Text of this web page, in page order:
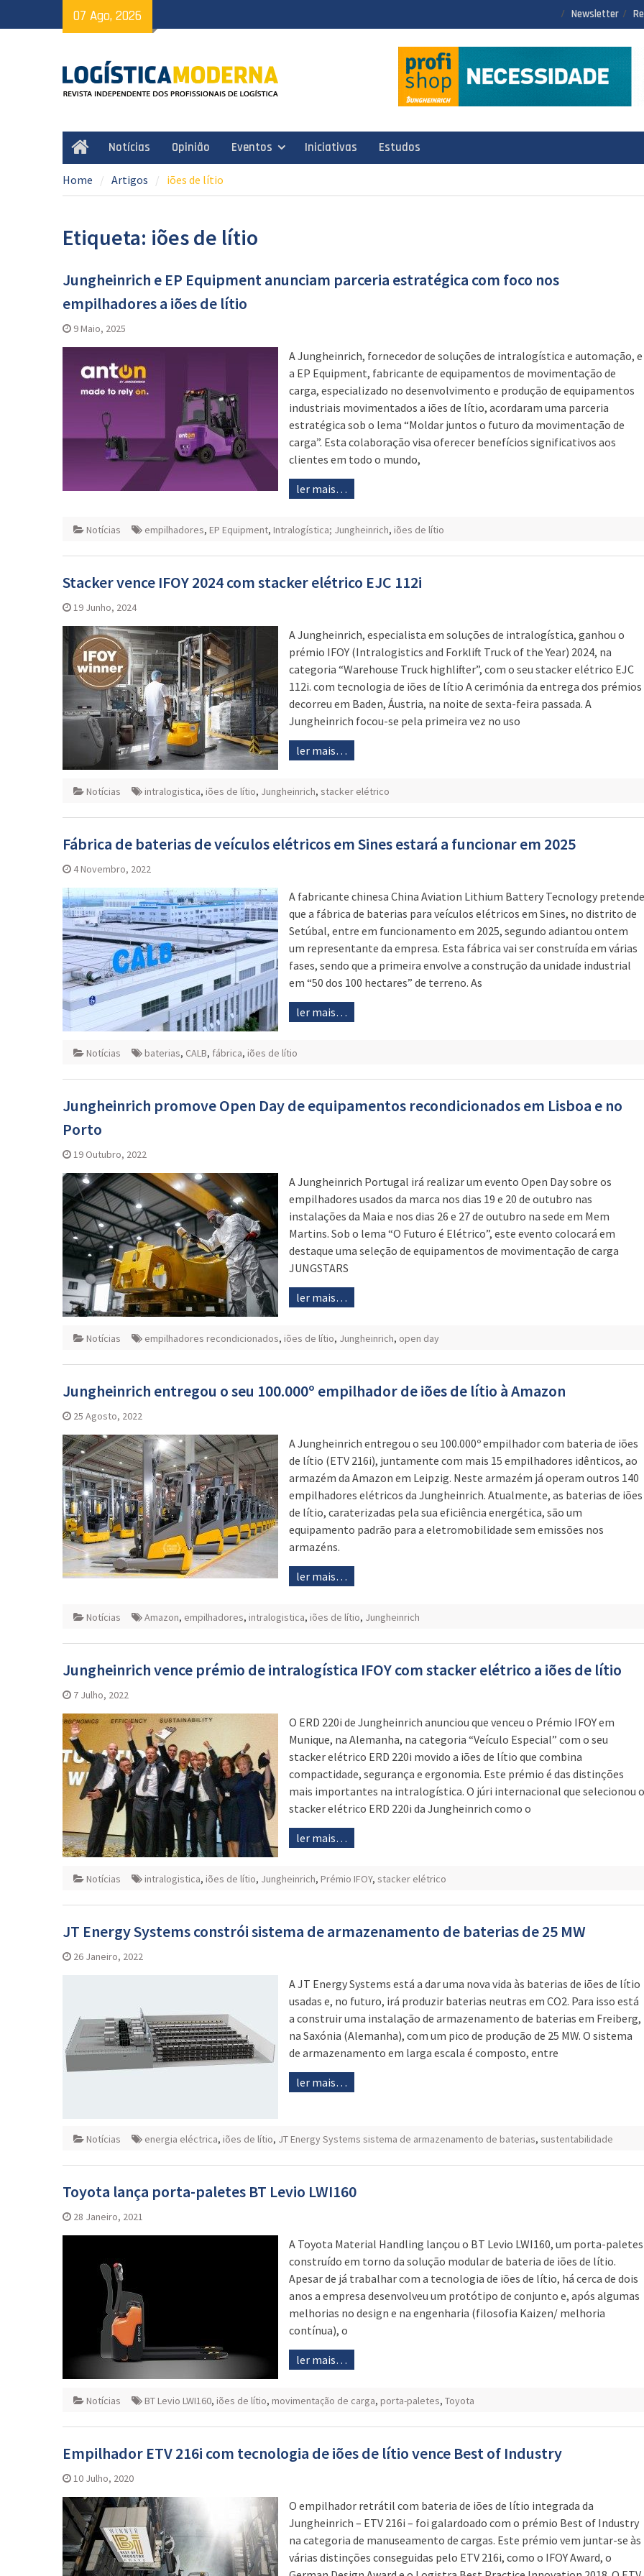
to
07 Ago, 2026 Newsletter
HomeNotícias Opinião Eventos Iniciativas Estudos
Home Artigos iões de lítio
Etiqueta: iões de lítio
Jungheinrich e EP Equipment anunciam parceria estratégica com foco nos
empilhadores a iões de lítio
9 Maio, 2025
A Jungheinrich, fornecedor de soluções de intralogística e automação, e
a EP Equipment, fabricante de equipamentos de movimentação de
carga, especializado no desenvolvimento e produção de equipamentos
industriais movimentados a iões de lítio, acordaram uma parceria
estratégica sob o lema “Moldar juntos o futuro da movimentação de
carga”. Esta colaboração visa oferecer benefícios significativos aos
clientes em todo o mundo,
ler mais…
Notícias empilhadores, EP Equipment, Intralogística; Jungheinrich, iões de lítio
Stacker vence IFOY 2024 com stacker elétrico EJC 112i
19 Junho, 2024
A Jungheinrich, especialista em soluções de intralogística, ganhou o
prémio IFOY (Intralogistics and Forklift Truck of the Year) 2024, na
categoria “Warehouse Truck highlifter”, com o seu stacker elétrico EJC
112i. com tecnologia de iões de lítio A cerimónia da entrega dos prémios
decorreu em Baden, Áustria, na noite de sexta-feira passada. A
Jungheinrich focou-se pela primeira vez no uso
ler mais…
Notícias intralogistica, iões de lítio, Jungheinrich, stacker elétrico
Fábrica de baterias de veículos elétricos em Sines estará a funcionar em 2025
4 Novembro, 2022
A fabricante chinesa China Aviation Lithium Battery Tecnology pretende
que a fábrica de baterias para veículos elétricos em Sines, no distrito de
Setúbal, entre em funcionamento em 2025, segundo adiantou ontem
um representante da empresa. Esta fábrica vai ser construída em várias
fases, sendo que a primeira envolve a construção da unidade industrial
em “50 dos 100 hectares” de terreno. As
ler mais…
Notícias baterias, CALB, fábrica, iões de lítio
Jungheinrich promove Open Day de equipamentos recondicionados em Lisboa e no
Porto
19 Outubro, 2022
A Jungheinrich Portugal irá realizar um evento Open Day sobre os
empilhadores usados da marca nos dias 19 e 20 de outubro nas
instalações da Maia e nos dias 26 e 27 de outubro na sede em Mem
Martins. Sob o lema “O Futuro é Elétrico”, este evento colocará em
destaque uma seleção de equipamentos de movimentação de carga
JUNGSTARS
ler mais…
Notícias empilhadores recondicionados, iões de lítio, Jungheinrich, open day
Jungheinrich entregou o seu 100.000º empilhador de iões de lítio à Amazon
25 Agosto, 2022
A Jungheinrich entregou o seu 100.000º empilhador com bateria de iões
de lítio (ETV 216i), juntamente com mais 15 empilhadores idênticos, ao
armazém da Amazon em Leipzig. Neste armazém já operam outros 140
empilhadores elétricos da Jungheinrich. Atualmente, as baterias de iões
de lítio, caraterizadas pela sua eficiência energética, são um
equipamento padrão para a eletromobilidade sem emissões nos
armazéns.
ler mais…
Notícias Amazon, empilhadores, intralogistica, iões de lítio, Jungheinrich
Jungheinrich vence prémio de intralogística IFOY com stacker elétrico a iões de lítio
7 Julho, 2022
O ERD 220i de Jungheinrich anunciou que venceu o Prémio IFOY em
Munique, na Alemanha, na categoria “Veículo Especial” com o seu
stacker elétrico ERD 220i movido a iões de lítio que combina
compactidade, segurança e ergonomia. Este prémio é das distinções
mais importantes na intralogística. O júri internacional que selecionou o
stacker elétrico ERD 220i da Jungheinrich como o
ler mais…
Notícias intralogistica, iões de lítio, Jungheinrich, Prémio IFOY, stacker elétrico
JT Energy Systems constrói sistema de armazenamento de baterias de 25 MW
26 Janeiro, 2022
A JT Energy Systems está a dar uma nova vida às baterias de iões de lítio
usadas e, no futuro, irá produzir baterias neutras em CO2. Para isso está
a construir uma instalação de armazenamento de baterias em Freiberg,
na Saxónia (Alemanha), com um pico de produção de 25 MW. O sistema
de armazenamento em larga escala é composto, entre
ler mais…
Notícias energia eléctrica, iões de lítio, JT Energy Systems sistema de armazenamento de baterias, sustentabilidade
Toyota lança porta-paletes BT Levio LWI160
28 Janeiro, 2021
A Toyota Material Handling lançou o BT Levio LWI160, um porta-paletes
construído em torno da solução modular de bateria de iões de lítio.
Apesar de já trabalhar com a tecnologia de iões de lítio, há cerca de dois
anos a empresa desenvolveu um protótipo de conjunto e, após algumas
melhorias no design e na engenharia (filosofia Kaizen/ melhoria
contínua), o
ler mais…
Notícias BT Levio LWI160, iões de lítio, movimentação de carga, porta-paletes, Toyota
Empilhador ETV 216i com tecnologia de iões de lítio vence Best of Industry
10 Julho, 2020
O empilhador retrátil com bateria de iões de lítio integrada da
Jungheinrich – ETV 216i – foi galardoado com o prémio Best of Industry
na categoria de manuseamento de cargas. Este prémio vem juntar-se às
várias distinções conseguidas pelo ETV 216i, como o IFOY Award, o